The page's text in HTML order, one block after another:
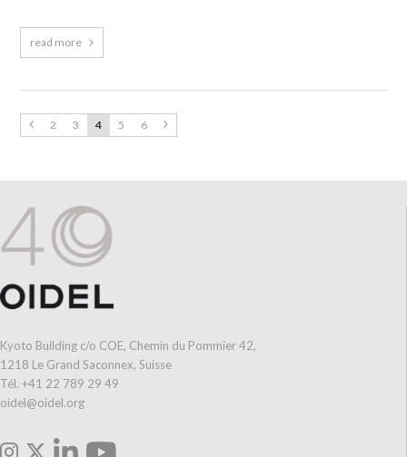
read more
2 3 4 5 6
Kyoto Building c/o COE, Chemin du Pommier 42,
1218 Le Grand Saconnex, Suisse
Tél. +41 22 789 29 49
oidel@oidel.org